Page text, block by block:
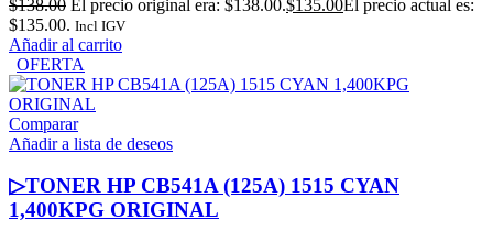
$138.00 El precio original era: $138.00.$135.00El precio actual es:
$135.00. Incl IGV
Añadir al carrito
OFERTA
Comparar
Añadir a lista de deseos
▷TONER HP CB541A (125A) 1515 CYAN
1,400KPG ORIGINAL